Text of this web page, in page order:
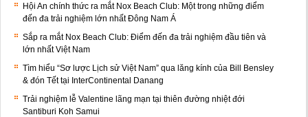
Hội An chính thức ra mắt Nox Beach Club: Một trong những điểm
đến đa trải nghiệm lớn nhất Đông Nam Á
Sắp ra mắt Nox Beach Club: Điểm đến đa trải nghiệm đầu tiên và
lớn nhất Việt Nam
Tìm hiểu “Sơ lược Lịch sử Việt Nam” qua lăng kính của Bill Bensley
& đón Tết tại InterContinental Danang
Trải nghiệm lễ Valentine lãng mạn tại thiên đường nhiệt đới
Santiburi Koh Samui